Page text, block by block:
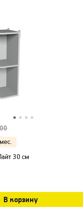
30 см
В корзину